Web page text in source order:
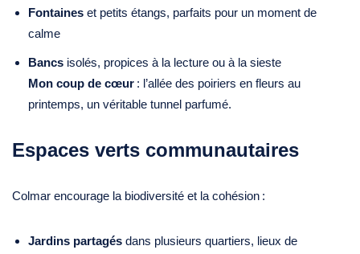
Fontaines et petits étangs, parfaits pour un moment de
calme
Bancs isolés, propices à la lecture ou à la sieste
Mon coup de cœur : l’allée des poiriers en fleurs au
printemps, un véritable tunnel parfumé.
Espaces verts communautaires
Colmar encourage la biodiversité et la cohésion :
Jardins partagés dans plusieurs quartiers, lieux de